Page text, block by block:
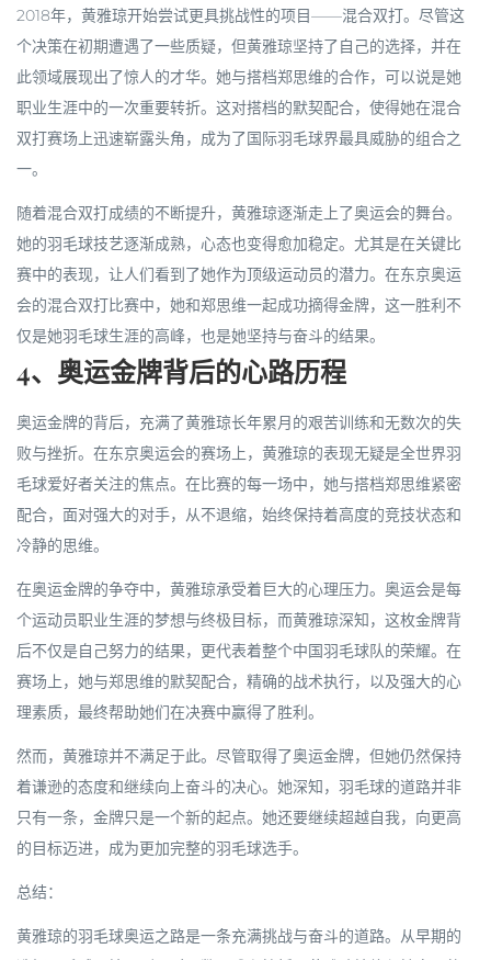
2018年，黄雅琼开始尝试更具挑战性的项目——混合双打。尽管这
个决策在初期遭遇了一些质疑，但黄雅琼坚持了自己的选择，并在
此领域展现出了惊人的才华。她与搭档郑思维的合作，可以说是她
职业生涯中的一次重要转折。这对搭档的默契配合，使得她在混合
双打赛场上迅速崭露头角，成为了国际羽毛球界最具威胁的组合之
一。
随着混合双打成绩的不断提升，黄雅琼逐渐走上了奥运会的舞台。
她的羽毛球技艺逐渐成熟，心态也变得愈加稳定。尤其是在关键比
赛中的表现，让人们看到了她作为顶级运动员的潜力。在东京奥运
会的混合双打比赛中，她和郑思维一起成功摘得金牌，这一胜利不
仅是她羽毛球生涯的高峰，也是她坚持与奋斗的结果。
4、奥运金牌背后的心路历程
奥运金牌的背后，充满了黄雅琼长年累月的艰苦训练和无数次的失
败与挫折。在东京奥运会的赛场上，黄雅琼的表现无疑是全世界羽
毛球爱好者关注的焦点。在比赛的每一场中，她与搭档郑思维紧密
配合，面对强大的对手，从不退缩，始终保持着高度的竞技状态和
冷静的思维。
在奥运金牌的争夺中，黄雅琼承受着巨大的心理压力。奥运会是每
个运动员职业生涯的梦想与终极目标，而黄雅琼深知，这枚金牌背
后不仅是自己努力的结果，更代表着整个中国羽毛球队的荣耀。在
赛场上，她与郑思维的默契配合，精确的战术执行，以及强大的心
理素质，最终帮助她们在决赛中赢得了胜利。
然而，黄雅琼并不满足于此。尽管取得了奥运金牌，但她仍然保持
着谦逊的态度和继续向上奋斗的决心。她深知，羽毛球的道路并非
只有一条，金牌只是一个新的起点。她还要继续超越自我，向更高
的目标迈进，成为更加完整的羽毛球选手。
总结：
黄雅琼的羽毛球奥运之路是一条充满挑战与奋斗的道路。从早期的